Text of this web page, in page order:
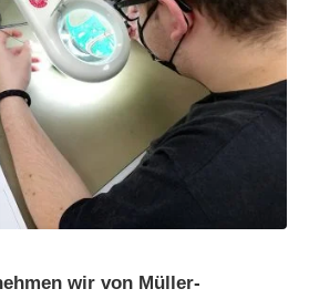
wir von Müller-